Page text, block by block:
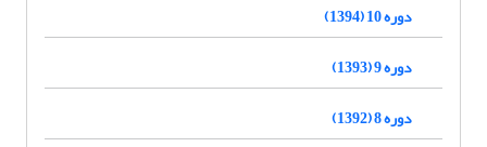
دوره 10 (1394)
دوره 9 (1393)
دوره 8 (1392)